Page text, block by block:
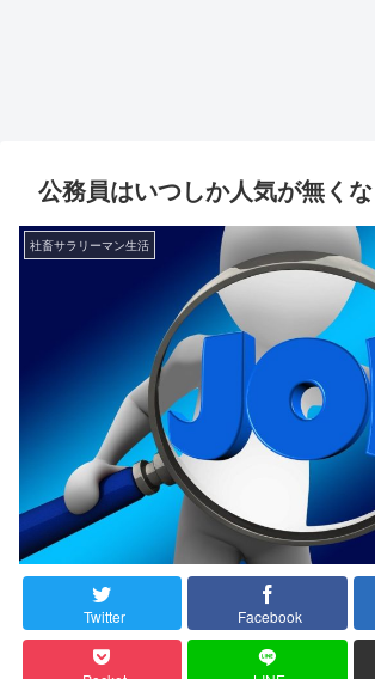
公務員はいつしか人気が無く
社畜サラリーマン生活
Twitter Facebook